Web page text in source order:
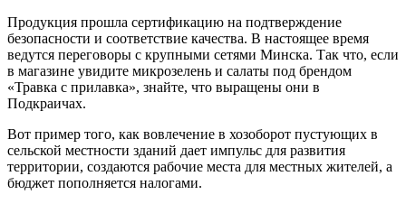
Продукция прошла сертификацию на подтверждение
безопасности и соответствие качества. В настоящее время
ведутся переговоры с крупными сетями Минска. Так что, если
в магазине увидите микрозелень и салаты под брендом
«Травка с прилавка», знайте, что выращены они в
Подкраичах.
Вот пример того, как вовлечение в хозоборот пустующих в
сельской местности зданий дает импульс для развития
территории, создаются рабочие места для местных жителей, а
бюджет пополняется налогами.